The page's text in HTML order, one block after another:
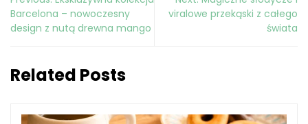
wpisu
Barcelona – nowoczesny
design z nutą drewna mango
viralowe przekąski z całego
świata
Related Posts